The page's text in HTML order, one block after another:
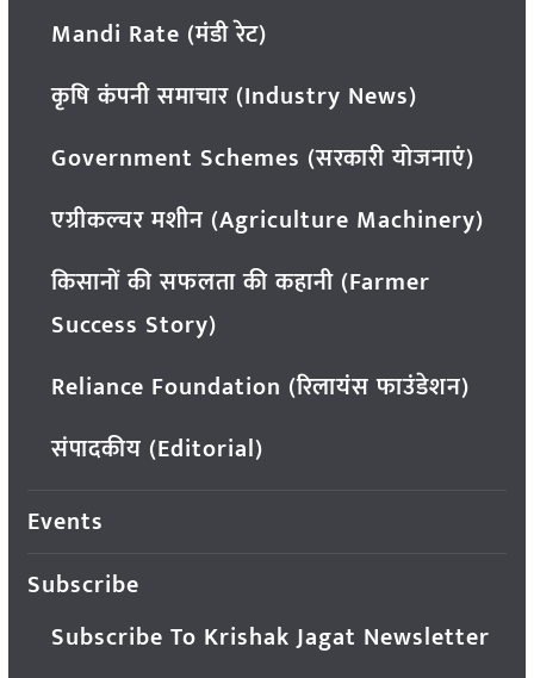
Mandi Rate (मंडी रेट)
कृषि कंपनी समाचार (Industry News)
Government Schemes (सरकारी योजनाएं)
एग्रीकल्चर मशीन (Agriculture Machinery)
किसानों की सफलता की कहानी (Farmer
Success Story)
Reliance Foundation (रिलायंस फाउंडेशन)
संपादकीय (Editorial)
Events
Subscribe
Subscribe To Krishak Jagat Newsletter